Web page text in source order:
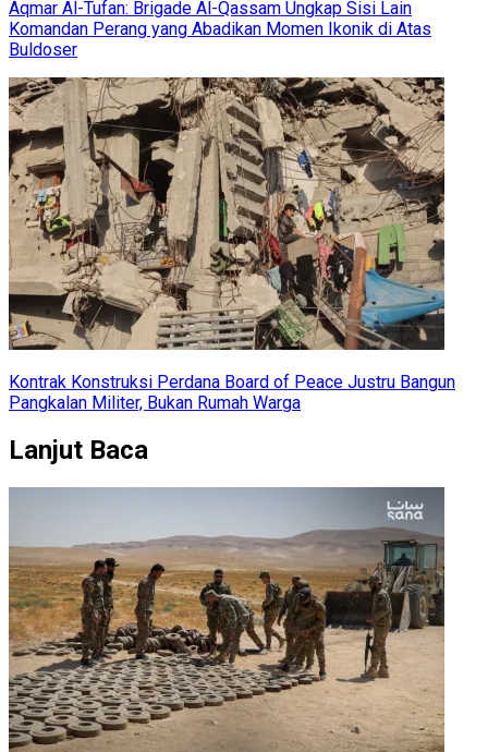
Aqmar Al-Tufan: Brigade Al-Qassam Ungkap Sisi Lain
Komandan Perang yang Abadikan Momen Ikonik di Atas
Buldoser
Kontrak Konstruksi Perdana Board of Peace Justru Bangun
Pangkalan Militer, Bukan Rumah Warga
Lanjut Baca